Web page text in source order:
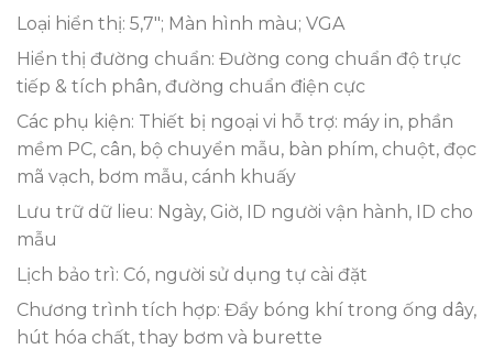
Loại hiển thị: 5,7″; Màn hình màu; VGA
Hiển thị đường chuẩn: Đường cong chuẩn độ trực
tiếp & tích phân, đường chuẩn điện cực
Các phụ kiện: Thiết bị ngoại vi hỗ trợ: máy in, phần
mềm PC, cân, bộ chuyển mẫu, bàn phím, chuột, đọc
mã vạch, bơm mẫu, cánh khuấy
Lưu trữ dữ lieu: Ngày, Giờ, ID người vận hành, ID cho
mẫu
Lịch bảo trì: Có, người sử dụng tự cài đặt
Chương trình tích hợp: Đẩy bóng khí trong ống dây,
hút hóa chất, thay bơm và burette